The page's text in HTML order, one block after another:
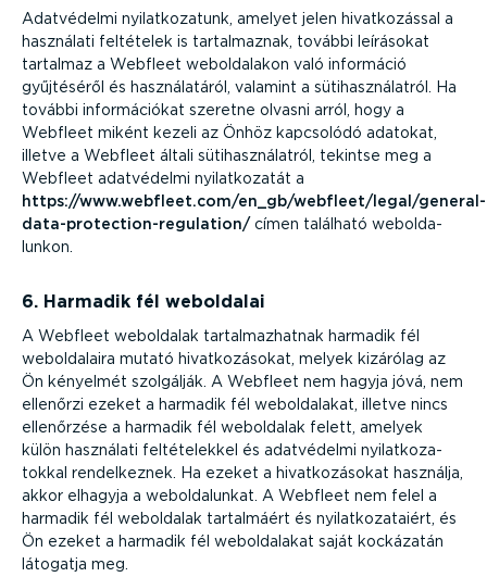
Adatvédelmi nyilat­ko­zatunk, amelyet jelen hivat­ko­zással a
használati feltételek is tartal­maznak, további leírásokat
tartalmaz a Webfleet webol­da­lakon való információ
gyűjtéséről és haszná­la­táról, valamint a sütihasz­ná­latról. Ha
további infor­má­ciókat szeretne olvasni arról, hogy a
Webfleet miként kezeli az Önhöz kapcsolódó adatokat,
illetve a Webfleet általi sütihasz­ná­latról, tekintse meg a
Webfleet adatvédelmi nyilat­ko­zatát a
https://www.webfleet.com/en_gb/webfleet/legal/
da­ta-­pro­tec­ti­on-­re­gu­lation/ címen található webol­da­
lunkon.
6. Harmadik fél weboldalai
A Webfleet weboldalak tartal­maz­hatnak harmadik fél
webol­da­laira mutató hivat­ko­zá­sokat, melyek kizárólag az
Ön kényelmét szolgálják. A Webfleet nem hagyja jóvá, nem
ellenőrzi ezeket a harmadik fél webol­da­lakat, illetve nincs
ellenőrzése a harmadik fél weboldalak felett, amelyek
külön használati felté­te­lekkel és adatvédelmi nyilat­ko­za­
tokkal rendel­keznek. Ha ezeket a hivat­ko­zá­sokat használja,
akkor elhagyja a webol­da­lunkat. A Webfleet nem felel a
harmadik fél weboldalak tartalmáért és nyilat­ko­za­taiért, és
Ön ezeket a harmadik fél webol­da­lakat saját kockázatán
látogatja meg.